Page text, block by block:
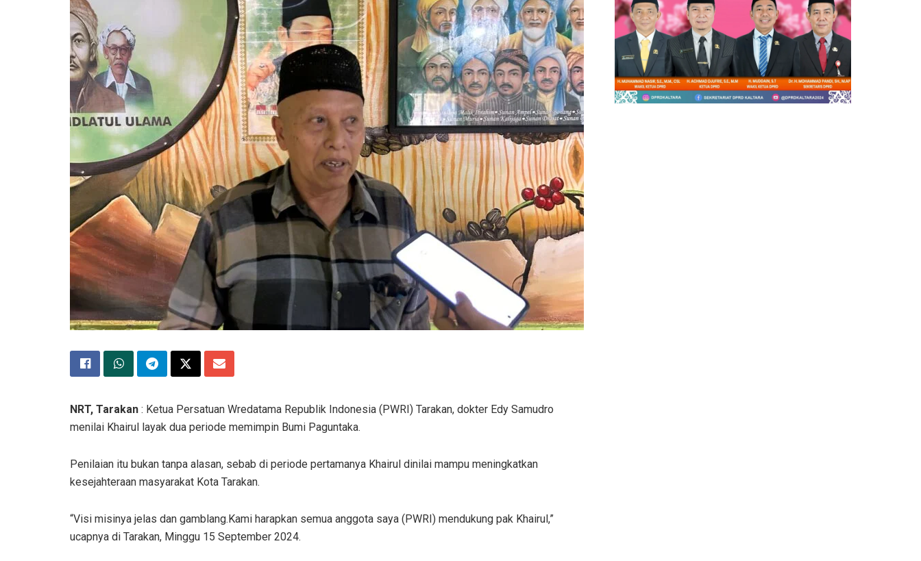
NRT, Tarakan : Ketua Persatuan Wredatama Republik Indonesia (PWRI) Tarakan, dokter Edy Samudro
menilai Khairul layak dua periode memimpin Bumi Paguntaka.
Penilaian itu bukan tanpa alasan, sebab di periode pertamanya Khairul dinilai mampu meningkatkan
kesejahteraan masyarakat Kota Tarakan.
“Visi misinya jelas dan gamblang.Kami harapkan semua anggota saya (PWRI) mendukung pak Khairul,”
ucapnya di Tarakan, Minggu 15 September 2024.